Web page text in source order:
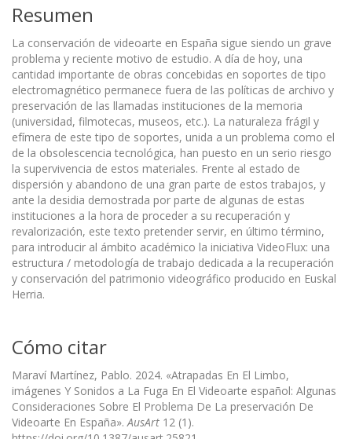
Resumen
La conservación de videoarte en España sigue siendo un grave
problema y reciente motivo de estudio. A día de hoy, una
cantidad importante de obras concebidas en soportes de tipo
electromagnético permanece fuera de las políticas de archivo y
preservación de las llamadas instituciones de la memoria
(universidad, filmotecas, museos, etc.). La naturaleza frágil y
efímera de este tipo de soportes, unida a un problema como el
de la obsolescencia tecnológica, han puesto en un serio riesgo
la supervivencia de estos materiales. Frente al estado de
dispersión y abandono de una gran parte de estos trabajos, y
ante la desidia demostrada por parte de algunas de estas
instituciones a la hora de proceder a su recuperación y
revalorización, este texto pretender servir, en último término,
para introducir al ámbito académico la iniciativa VideoFlux: una
estructura / metodología de trabajo dedicada a la recuperación
y conservación del patrimonio videográfico producido en Euskal
Herria.
Cómo citar
Maraví Martínez, Pablo. 2024. «Atrapadas En El Limbo,
imágenes Y Sonidos a La Fuga En El Videoarte español: Algunas
Consideraciones Sobre El Problema De La preservación De
Videoarte En España».AusArt 12 (1).